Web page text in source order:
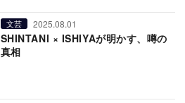
文芸 2025.08.01
SHINTANI × ISHIYAが明かす、噂の
真相